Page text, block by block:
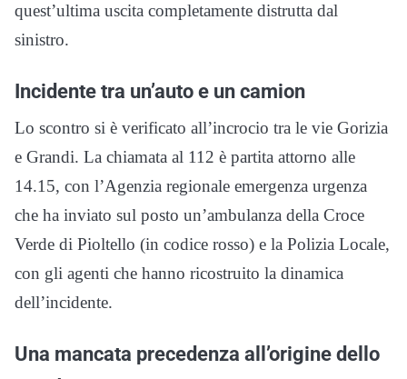
quest’ultima uscita completamente distrutta dal
sinistro.
Incidente tra un’auto e un camion
Lo scontro si è verificato all’incrocio tra le vie Gorizia
e Grandi. La chiamata al 112 è partita attorno alle
14.15, con l’Agenzia regionale emergenza urgenza
che ha inviato sul posto un’ambulanza della Croce
Verde di Pioltello (in codice rosso) e la Polizia Locale,
con gli agenti che hanno ricostruito la dinamica
dell’incidente.
Una mancata precedenza all’origine dello